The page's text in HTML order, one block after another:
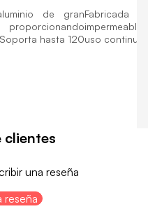
de gran
hasta 120
Fabricada
uso
clientes
una reseña
reseña